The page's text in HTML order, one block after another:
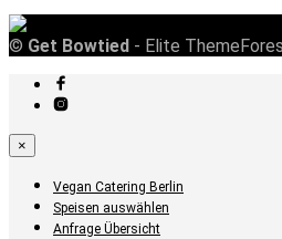
© Get Bowtied - Elite
×
Vegan Catering Berlin
Speisen auswählen
Anfrage Übersicht